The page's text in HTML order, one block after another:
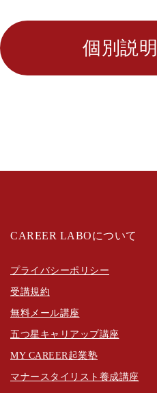
個別説
CAREER LABOについて
プライバシーポリシー
受講規約
無料メール講座
五つ星キャリアップ講座
MY CAREER起業塾
マナースタイリスト養成講座